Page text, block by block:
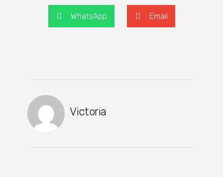
WhatsApp Email
Victoria